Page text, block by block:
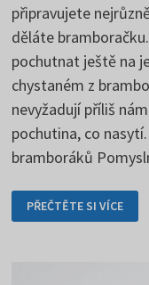
připravujete
děláte
pochutnat ještě na
chystaném z
nevyžadují příliš
pochutina, co
bramboráků
BRAMBORÁKY
SI
MŮŽETE
PŘEČTĚTE SI VÍCE